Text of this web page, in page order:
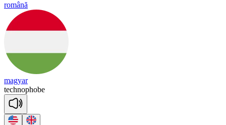
română
magyar
technophobe